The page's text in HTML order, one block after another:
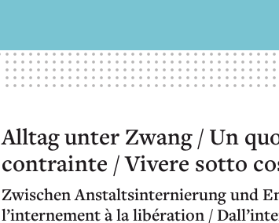
Alltag unter Zwang / Un
contrainte / Vivere sotto
Zwischen Anstaltsinternierung und
l’internement à la libération /